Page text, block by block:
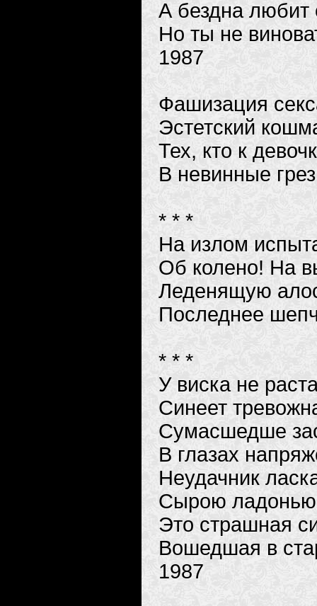
А бездна любит
Но ты не
1987
Фашизация
Эстетский
Тех, кто к
В невинные
* * *
На излом
Об колено! На
Леденящую
Последнее
* * *
У виска не
Синеет
Сумасшедше
В глазах
Неудачник
Сырою ладонью
Это страшная
Вошедшая в
1987